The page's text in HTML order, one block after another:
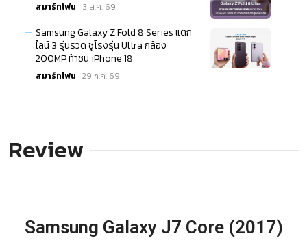
สมาร์ทโฟน | 3 ส.ค. 69
Samsung Galaxy Z Fold 8 Series แตก
ไลน์ 3 รุ่นรวด ชูโรงรุ่น Ultra กล้อง
200MP ท้าชน iPhone 18
สมาร์ทโฟน | 29 ก.ค. 69
Review
Samsung Galaxy J7 Core (2017)